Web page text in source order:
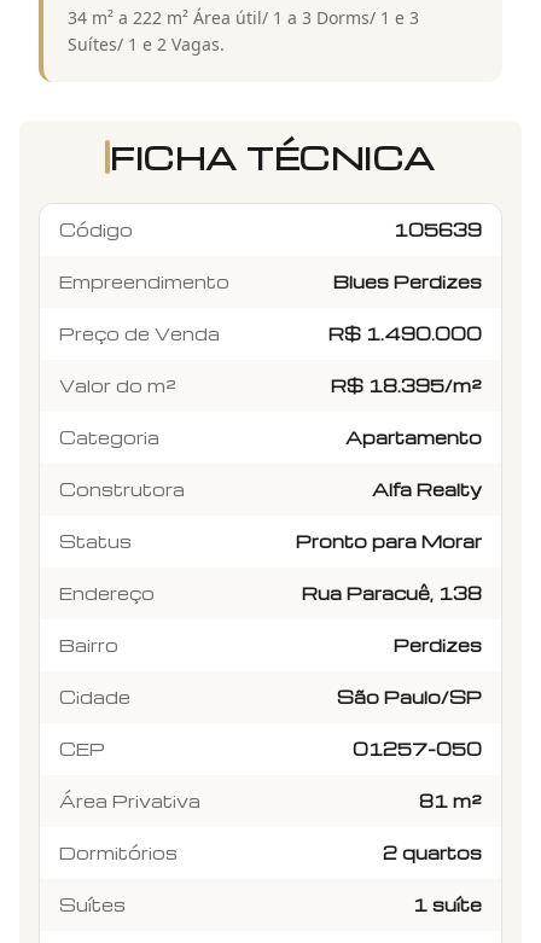
34 m² a 222 m² Área útil/ 1 a 3 Dorms/ 1 e 3
Suítes/ 1 e 2 Vagas.
FICHA TÉCNICA
Código 105639
Empreendimento Blues Perdizes
Preço de Venda R$ 1.490.000
Valor do m² R$ 18.395/m²
Categoria Apartamento
Construtora Alfa Realty
Status Pronto para Morar
Endereço Rua Paracuê, 138
Bairro Perdizes
Cidade São Paulo/SP
CEP 01257-050
Área Privativa 81 m²
Dormitórios 2 quartos
Suítes 1 suíte